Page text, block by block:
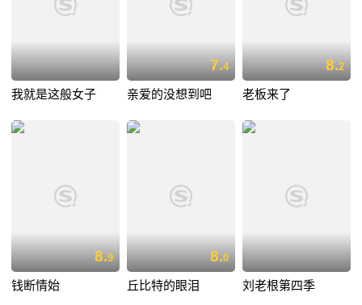
我就是这般女子
7.4
亲爱的没想到吧
8.2
老板来了
8.9
钱断情始
8.0
丘比特的眼泪 刘老根第四季